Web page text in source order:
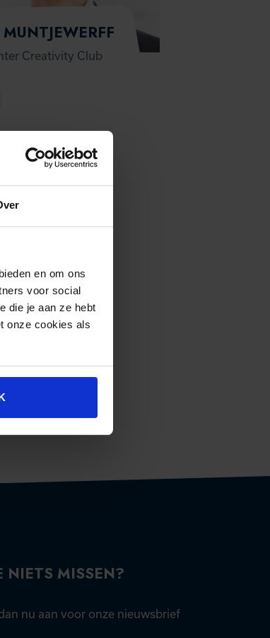
en om ons
voor social
die je aan ze hebt
onze cookies als
Creativity Club
NIETS MISSEN?
nu aan voor onze nieuwsbrief